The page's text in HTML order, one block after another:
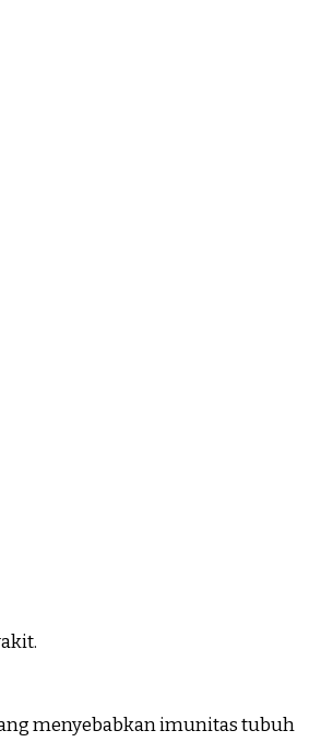
menyebabkan imunitas tubuh